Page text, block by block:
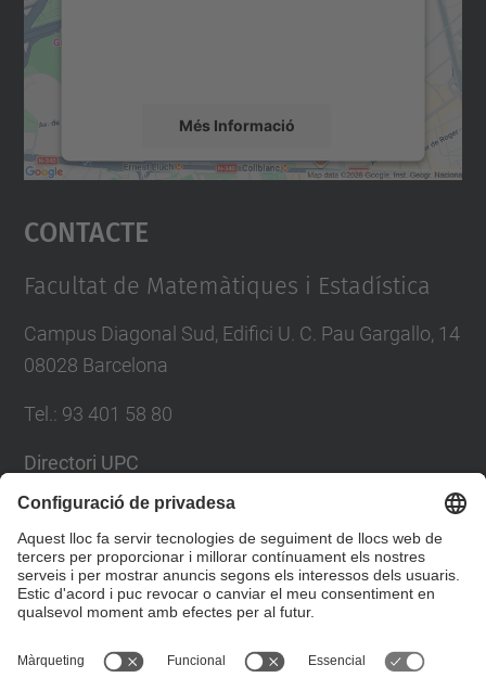
Més Informació
Accepta
powered by
Contacte
Facultat de Matemàtiques i Estadística
Campus Diagonal Sud, Edifici U. C. Pau Gargallo, 14
08028 Barcelona
Tel. : 93 401 58 80
Directori UPC
Formulari de contacte
Llista Xarxes Socials